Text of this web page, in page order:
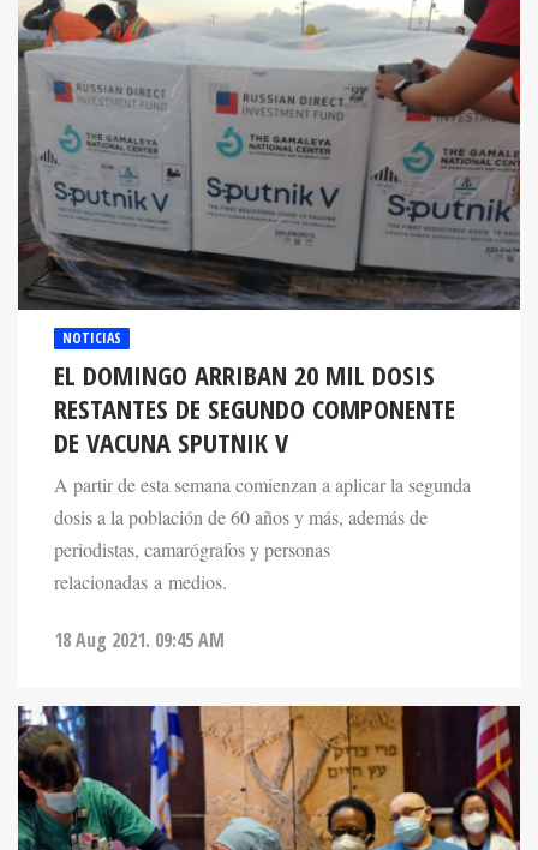
NOTICIAS
EL DOMINGO ARRIBAN 20 MIL DOSIS
RESTANTES DE SEGUNDO COMPONENTE
DE VACUNA SPUTNIK V
A partir de esta semana comienzan a aplicar la segunda
dosis a la población de 60 años y más, además de
periodistas, camarógrafos y personas
relacionadas a medios.
18 Aug 2021. 09:45 AM